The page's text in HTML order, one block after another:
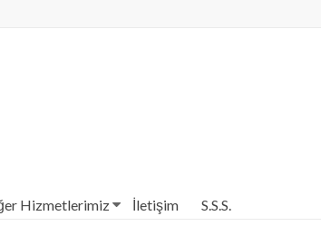
Antalya Reklam
Hizmetlerimiz İletişim S.S.S.